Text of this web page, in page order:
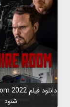
شنود